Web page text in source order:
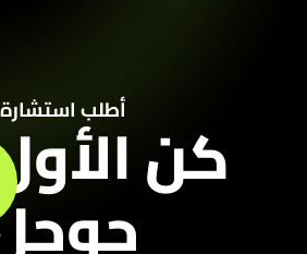
أطلب استشارة كن
جوجل